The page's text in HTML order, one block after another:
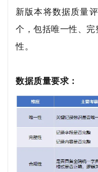
新版本将数据质量
个，包括唯一性、
性。
数据质量要求：